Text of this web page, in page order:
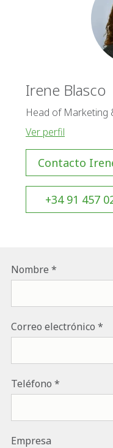
Irene Blasco
Head of Marketing
Ver perfil
Contacto
+34 91 457
Nombre
Correo electrónico
Teléfono
Empresa